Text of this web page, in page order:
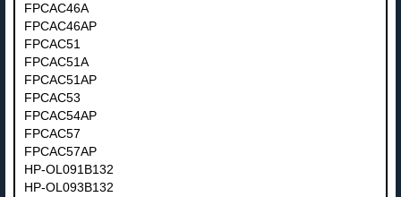
FPCAC46A
FPCAC46AP
FPCAC51
FPCAC51A
FPCAC51AP
FPCAC53
FPCAC54AP
FPCAC57
FPCAC57AP
HP-OL091B132
HP-OL093B132